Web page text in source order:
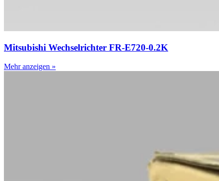
Mitsubishi Wechselrichter FR-E720-0.2K
Mehr anzeigen »